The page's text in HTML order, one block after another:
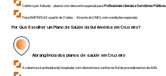
Coletivo por Adesão - planos com desconto especial paraProfissionais Liberais e Servidores Públicos
Para EMPRESAS a partir de 2 vidas. - Através do CNPJ, com condições especiais.
Por Que Escolher um Plano de Saúde da Sul América emCruzeiro?
Abrangência dos planos de saúde emCruzeiro
A cobertura é ambulatorial, hospitalar com obstetrícia e conforme Rol de procedimentos da ANS.